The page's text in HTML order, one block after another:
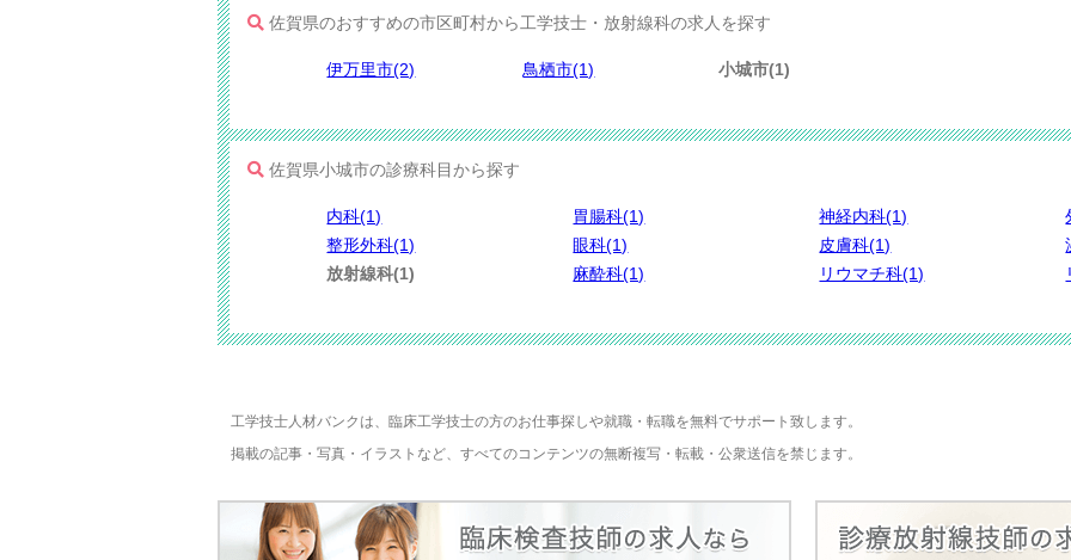
佐賀県のおすすめの市区町村から工学技士・放射線科の求人を探す
伊万里市(2) 鳥栖市(1) 小城市(1)
佐賀県小城市の診療科目から探す
内科(1) 胃腸科(1) 神経内科(1)
整形外科(1)
眼科(1) 皮膚科(1)
放射線科(1)
麻酔科(1) リウマチ科(1)
工学技士人材バンクは、臨床工学技士の方のお仕事探しや就職・転職を無料でサポート致します。
掲載の記事・写真・イラストなど、すべてのコンテンツの無断複写・転載・公衆送信を禁じます。